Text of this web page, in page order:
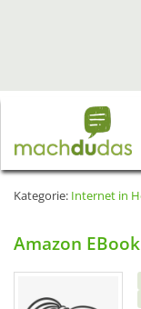
Kategorie: Internet in
Amazon